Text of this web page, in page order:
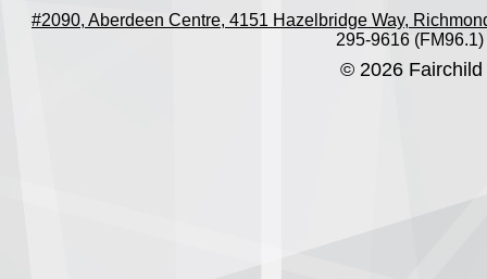
#2090, Aberdeen Centre, 4151 Hazelbridge Way,
295-9616 (FM96.1)
© 2026 Fairchild